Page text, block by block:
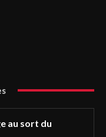
au sort du